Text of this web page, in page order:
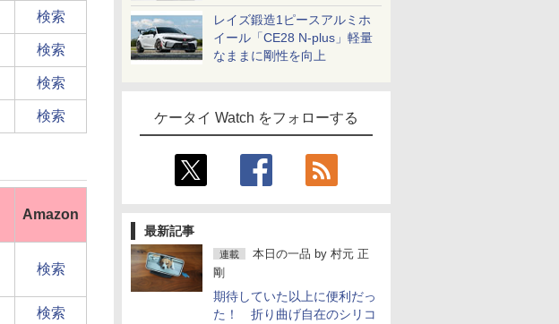
レイズ鍛造1ピースアルミホ
イール「CE28 N-plus」軽量
なままに剛性を向上
ケータイ Watch をフォローする
最新記事
連載 本日の一品 by 村元 正
剛
期待していた以上に便利だっ
た！ 折り曲げ自在のシリコ
検索
検索
検索
検索
Amazon
検索
検索